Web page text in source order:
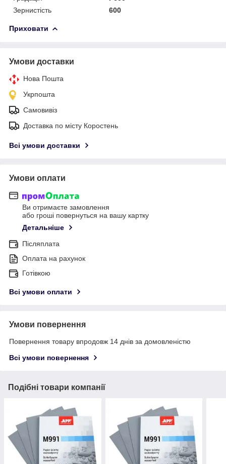
Зернистість
600
Приховати
Умови доставки
Нова Пошта
Укрпошта
Самовивіз
Доставка по місту Коростень
Всі умови доставки
Умови оплати
Ви отримаєте замовлення
або гроші повернуться на вашу картку
Детальніше
Післяплата
Оплата на рахунок
Готівкою
Всі умови оплати
Умови повернення
Повернення товару впродовж 14 днів за домовленістю
Всі умови повернення
Подібні товари компанії